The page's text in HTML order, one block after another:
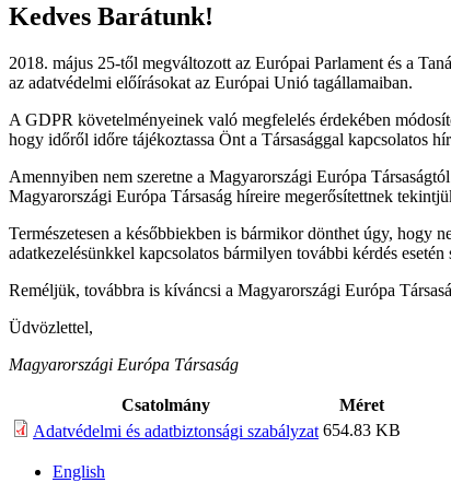
Kedves Barátunk!
2018. május 25-től megváltozott az Európai Parlament és a
az adatvédelmi előírásokat az Európai Unió tagállamaiban.
A GDPR követelményeinek való megfelelés érdekében
hogy időről időre tájékoztassa Önt a Társasággal kapcsolatos
Amennyiben nem szeretne a Magyarországi Európa
Magyarországi Európa Társaság híreire megerősítettnek
Természetesen a későbbiekben is bármikor dönthet úgy, hogy
adatkezelésünkkel kapcsolatos bármilyen további kérdés
Reméljük, továbbra is kíváncsi a Magyarországi Európa
Üdvözlettel,
Magyarországi Európa Társaság
Csatolmány
Méret
Adatvédelmi és adatbiztonsági szabályzat 654.83 KB
English